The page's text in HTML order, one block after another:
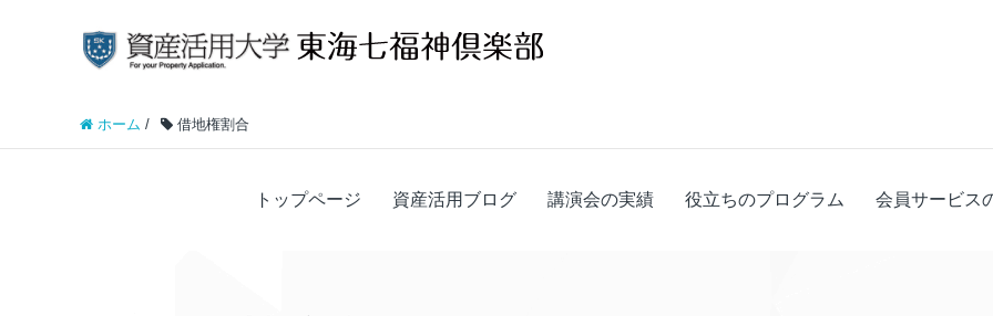
ホーム / 借地権割合
トップページ 資産活用ブログ 講演会の実績 役立ちのプログラム 会員サービス